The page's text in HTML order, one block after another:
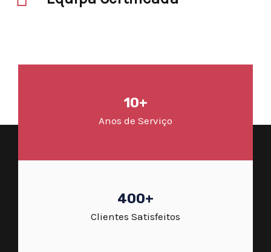
10+
Anos de Serviço
400+
Clientes Satisfeitos